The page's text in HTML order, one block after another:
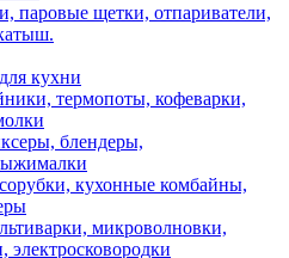
паровые щетки, отпариватели,
кухни
термопоты, кофеварки,
блендеры,
кухонные комбайны,
микроволновки,
электросковородки